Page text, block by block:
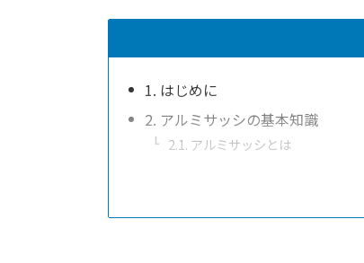
1. はじめに
2. アルミサッシの基本知識
2.1. アルミサッシとは